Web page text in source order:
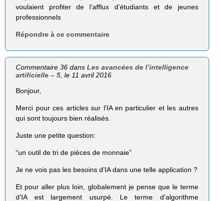
voulaient profiter de l’afflux d’étudiants et de jeunes
professionnels
Répondre à ce commentaire
Commentaire 36 dansLes avancées de l’intelligence
artificielle – 5 , le 11 avril 2016
Bonjour,
Merci pour ces articles sur l’IA en particulier et les autres
qui sont toujours bien réalisés.
Juste une petite question:
“un outil de tri de pièces de monnaie”
Je ne vois pas les besoins d’IA dans une telle application ?
Et pour aller plus loin, globalement je pense que le terme
d’IA est largement usurpé. Le terme d’algorithme